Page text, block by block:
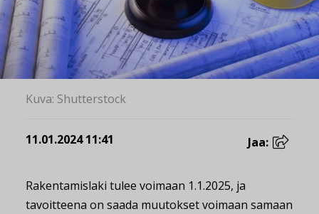
Kuva: Shutterstock
11.01.2024 11:41 Jaa:
Rakentamislaki tulee voimaan 1.1.2025, ja
tavoitteena on saada muutokset voimaan samaan